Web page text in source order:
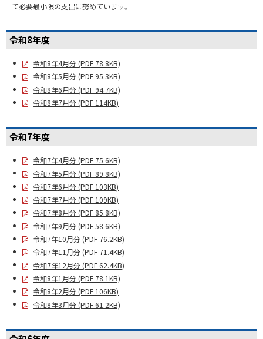
て必要最小限の支出に努めています。
令和8年度
令和8年4月分 (PDF 78.8KB)
令和8年5月分 (PDF 95.3KB)
令和8年6月分 (PDF 94.7KB)
令和8年7月分 (PDF 114KB)
令和7年度
令和7年4月分 (PDF 75.6KB)
令和7年5月分 (PDF 89.8KB)
令和7年6月分 (PDF 103KB)
令和7年7月分 (PDF 109KB)
令和7年8月分 (PDF 85.8KB)
令和7年9月分 (PDF 58.6KB)
令和7年10月分 (PDF 76.2KB)
令和7年11月分 (PDF 71.4KB)
令和7年12月分 (PDF 62.4KB)
令和8年1月分 (PDF 78.1KB)
令和8年2月分 (PDF 106KB)
令和8年3月分 (PDF 61.2KB)